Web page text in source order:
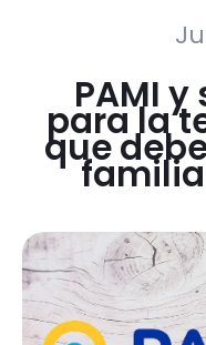
PAMI
para la
que